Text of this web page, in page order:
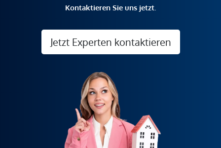
Kontaktieren Sie uns jetzt.
Jetzt Experten kontaktieren